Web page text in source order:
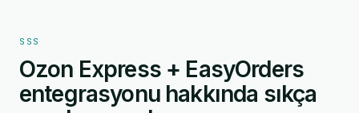
SSS
Ozon Express + EasyOrders
entegrasyonu hakkında sıkça